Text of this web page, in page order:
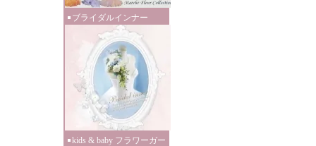
ブライダルインナー
kids & baby フラワーガー